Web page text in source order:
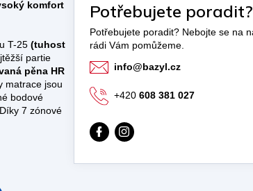
komfort
T-25 (tuhost
partie
pěna HR
matrace jsou
bodové
7 zónové
Potřebujete poradit?
info@bazyl.cz
+420608 381 027